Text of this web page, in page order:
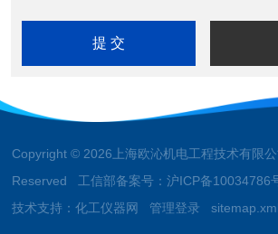
Copyright © 2026上海欧沁机电工程技术有限
Reserved 工信部备案号：沪ICP备10034786
技术支持：化工仪器网 管理登录 sitemap.xml